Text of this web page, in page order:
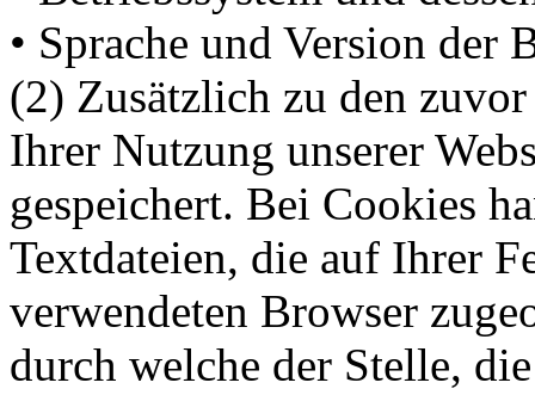
• Sprache und Version der
(2) Zusätzlich zu den
Ihrer Nutzung unserer
gespeichert. Bei Cookies
Textdateien, die auf Ihrer
verwendeten Browser
durch welche der Stelle,